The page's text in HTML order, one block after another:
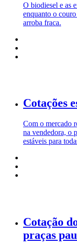
O biodiesel e as
enquanto o
arroba fraca.
Cotações
Com o mercado
na vendedora, o
estáveis para
Cotação
praças